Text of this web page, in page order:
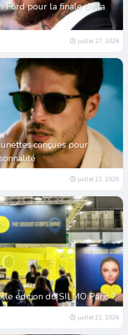
Ford pour la finale de la
juillet 27, 2026
conçues pour
juillet 22, 2026
édition du SILMO Paris ?
juillet 22, 2026